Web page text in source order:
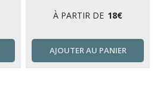
À PARTIR DE 18€
AJOUTER AU PANIER